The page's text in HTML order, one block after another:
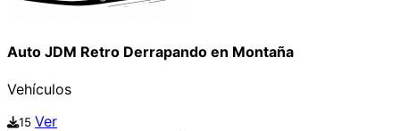
Auto JDM Retro Derrapando en Montaña
Vehículos
15 Ver